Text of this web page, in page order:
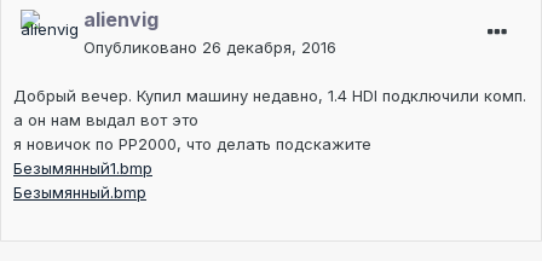
alienvig
Опубликовано 26 декабря, 2016
Добрый вечер. Купил машину недавно, 1.4 HDI подключили комп.
а он нам выдал вот это
я новичок по РР2000, что делать подскажите
Безымянный1.bmp
Безымянный.bmp